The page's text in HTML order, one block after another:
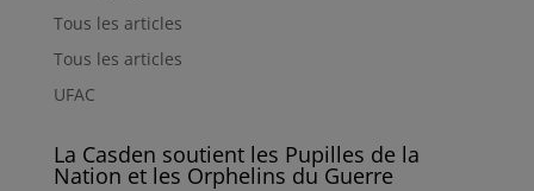
Tous les articles
Tous les articles
UFAC
La Casden soutient les Pupilles de la
Nation et les Orphelins du Guerre